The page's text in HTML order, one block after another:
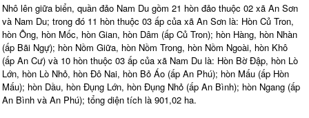
Nhô lên giữa biển, quần đảo Nam Du gồm 21 hòn đảo thuộc 02 xã An Sơn
và Nam Du; trong đó 11 hòn thuộc 03 ấp của xã An Sơn là: Hòn Củ Tron,
hòn Ông, hòn Mốc, hòn Gian, hòn Dâm (ấp Củ Tron); hòn Hàng, hòn Nhàn
(ấp Bãi Ngự); hòn Nồm Giữa, hòn Nồm Trong, hòn Nồm Ngoài, hòn Khô
(ấp An Cư) và 10 hòn thuộc 03 ấp của xã Nam Du là: Hòn Bờ Đập, hòn Lò
Lớn, hòn Lò Nhỏ, hòn Đô Nai, hòn Bỏ Áo (ấp An Phú); hòn Mấu (ấp Hòn
Mấu); hòn Dầu, hòn Đụng Lớn, hòn Đụng Nhỏ (ấp An Bình); hòn Ngang (ấp
An Bình và An Phú); tổng diện tích là 901,02 ha.